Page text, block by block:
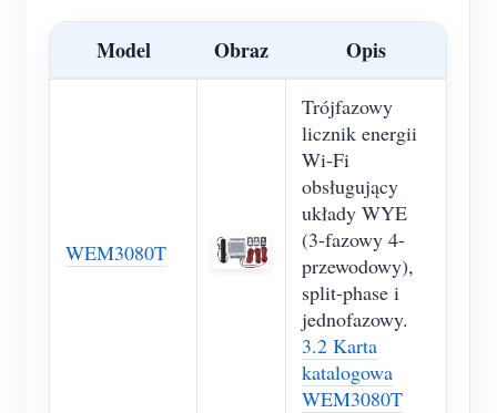
Model Obraz Opis
WEM3080T
Trójfazowy
licznik energii
Wi-Fi
obsługujący
układy WYE
(3-fazowy 4-
przewodowy),
split-phase i
jednofazowy.
3.2 Karta
katalogowa
WEM3080T